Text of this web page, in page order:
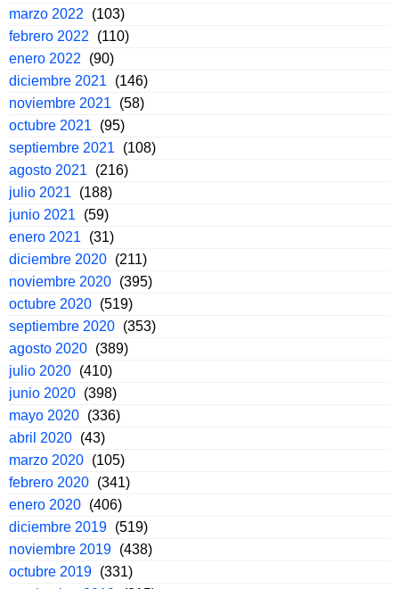
marzo 2022
(103)
febrero 2022
(110)
enero 2022
(90)
diciembre 2021
(146)
noviembre 2021
(58)
octubre 2021
(95)
septiembre 2021
(108)
agosto 2021
(216)
julio 2021
(188)
junio 2021
(59)
enero 2021
(31)
diciembre 2020 (211)
noviembre 2020 (395)
octubre 2020 (519)
septiembre 2020 (353)
agosto 2020 (389)
julio 2020 (410)
junio 2020 (398)
mayo 2020 (336)
abril 2020 (43)
marzo 2020 (105)
febrero 2020 (341)
enero 2020 (406)
diciembre 2019 (519)
noviembre 2019 (438)
octubre 2019 (331)